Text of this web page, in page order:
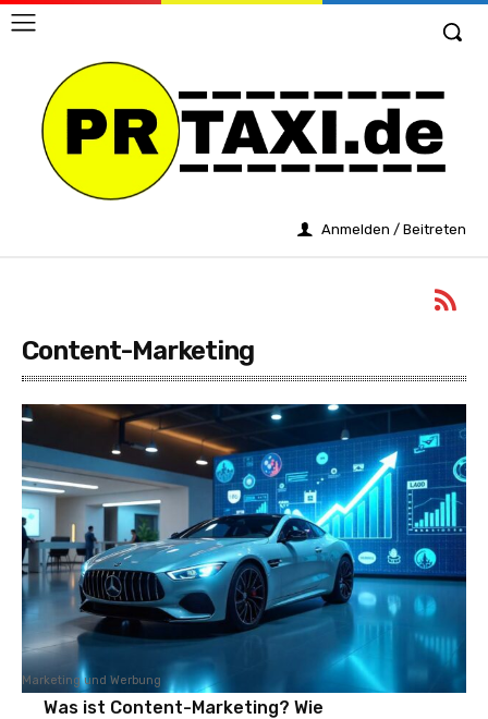
Anmelden / Beitreten
Content-Marketing
Marketing und Werbung
Was ist Content-Marketing? Wie